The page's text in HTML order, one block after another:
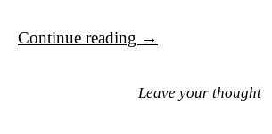
Continue reading →
Leave your thought